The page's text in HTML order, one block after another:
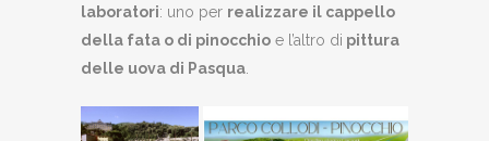
laboratori: uno per realizzare il cappello
della fata o di pinocchio e l’altro di pittura
delle uova di Pasqua.